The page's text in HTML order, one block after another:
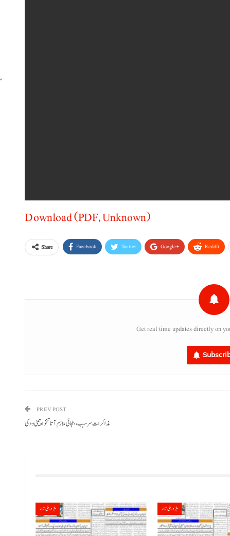
Download (PDF, Unknown)
Share Facebook Twitter Google+ ReddIt
Get real time updates directly on
PREV POST
مذاکرات سرسہب، بنجائی ملازم آتا تنخواہ تیٹی ودکی
ہڑدیئی تلار ہڑدیئی تلار